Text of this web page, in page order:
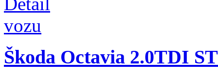
Škoda Octavia 2.0TDI